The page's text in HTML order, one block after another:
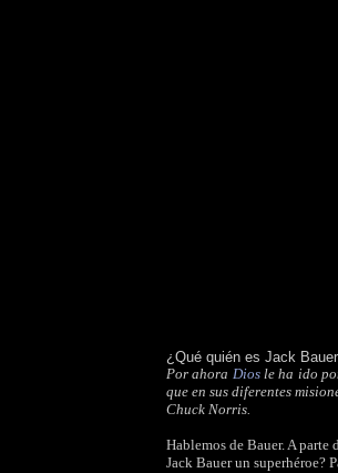
¿Qué quién es Jack
Por ahora Diosle ha ido
que en sus diferentes
Chuck Norris.
Hablemos de Bauer. A
Jack Bauer un superhéroe?